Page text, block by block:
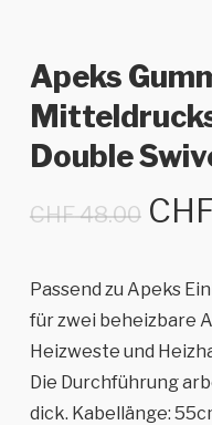
Apeks
Double
CHF48.00
war:
Passend zu Apeks
für zwei beheizbare
Heizweste und
Die Durchführung
dick. Kabellänge: